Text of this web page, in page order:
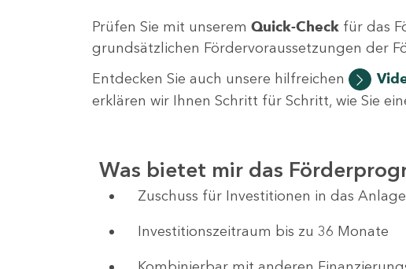
Prüfen Sie mit unserem Quick-Check für das
grundsätzlichen Fördervoraussetzungen der
Entdecken Sie auch unsere hilfreichen
erklären wir Ihnen Schritt für Schritt, wie Sie
Was bietet mir das
Zuschuss für Investitionen in das
Investitionszeitraum bis zu 36 Monate